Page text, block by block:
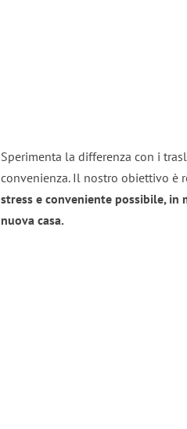
Sperimenta la differenza con i
convenienza. Il nostro obiettivo è
stress e conveniente possibile, in
nuova casa.